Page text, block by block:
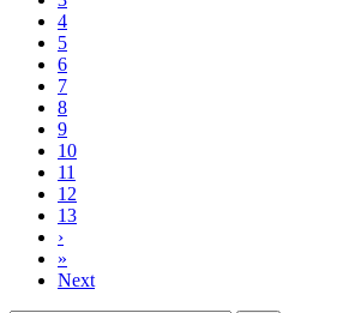
4
5
6
7
8
9
10
11
12
13
›
»
Next